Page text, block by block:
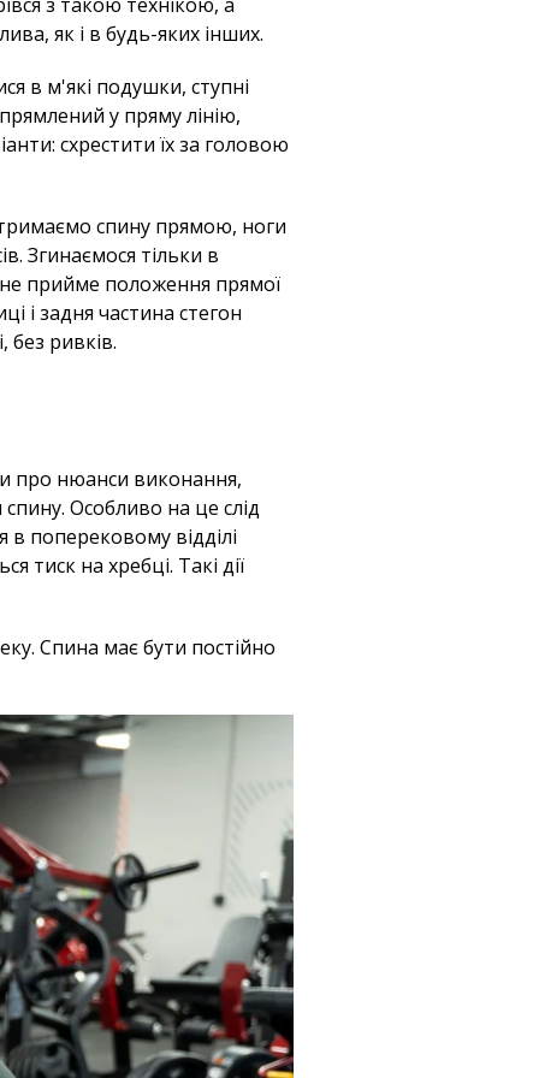
як і в будь-яких інших.
в м'які подушки, ступні
у пряму лінію,
схрестити їх за головою
тримаємо спину прямою, ноги
Згинаємося тільки в
не прийме положення прямої
і задня частина стегон
без ривків.
про нюанси виконання,
Особливо на це слід
в поперековому відділі
тиск на хребці. Такі дії
Спина має бути постійно